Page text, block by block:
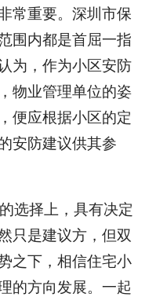
常重要。深圳市保
围内都是首屈一指
为，作为小区安防
物业管理单位的姿
便应根据小区的定
安防建议供其参
择上，具有决定
只是建议方，但双
之下，相信住宅小
的方向发展。一起